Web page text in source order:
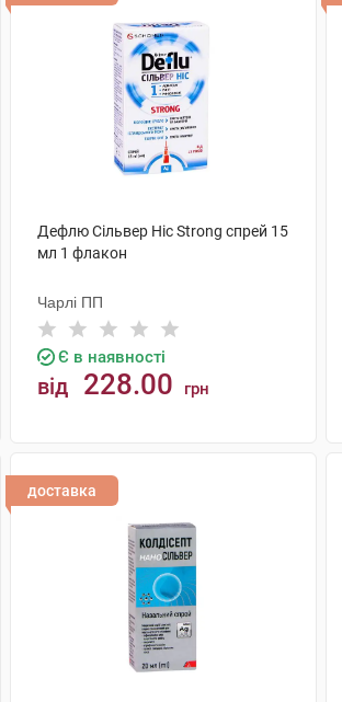
Дефлю Сільвер Ніс Strong спрей 15
мл 1 флакон
Чарлі ПП
Є в наявності
від 228.00 грн
доставка